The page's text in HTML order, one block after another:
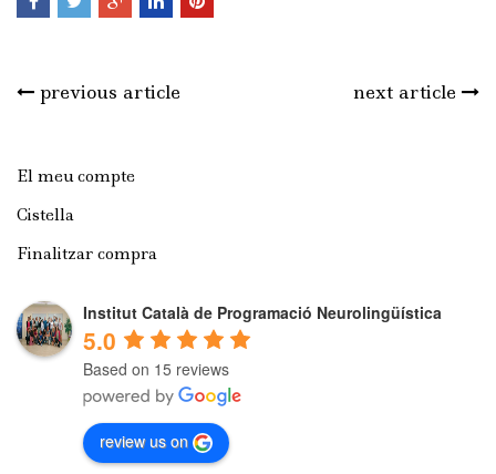
previous article next article
El meu compte
Cistella
Finalitzar compra
Institut Català de Programació Neurolingüística
5.0
Based on 15 reviews
review us on